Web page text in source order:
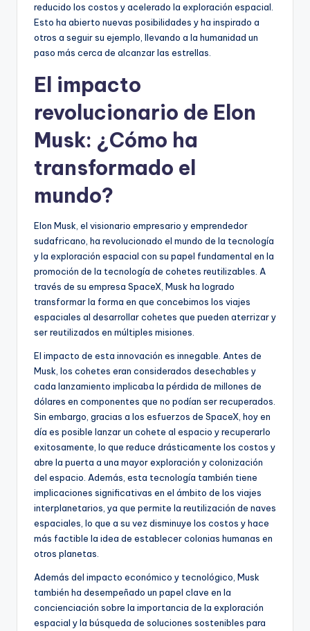
reducido los costos y acelerado la exploración espacial.
Esto ha abierto nuevas posibilidades y ha inspirado a
otros a seguir su ejemplo, llevando a la humanidad un
paso más cerca de alcanzar las estrellas.
El impacto
revolucionario de Elon
Musk: ¿Cómo ha
transformado el
mundo?
Elon Musk, el visionario empresario y emprendedor
sudafricano, ha revolucionado el mundo de la tecnología
y la exploración espacial con su papel fundamental en la
promoción de la tecnología de cohetes reutilizables. A
través de su empresa SpaceX, Musk ha logrado
transformar la forma en que concebimos los viajes
espaciales al desarrollar cohetes que pueden aterrizar y
ser reutilizados en múltiples misiones.
El impacto de esta innovación es innegable. Antes de
Musk, los cohetes eran considerados desechables y
cada lanzamiento implicaba la pérdida de millones de
dólares en componentes que no podían ser recuperados.
Sin embargo, gracias a los esfuerzos de SpaceX, hoy en
día es posible lanzar un cohete al espacio y recuperarlo
exitosamente, lo que reduce drásticamente los costos y
abre la puerta a una mayor exploración y colonización
del espacio. Además, esta tecnología también tiene
implicaciones significativas en el ámbito de los viajes
interplanetarios, ya que permite la reutilización de naves
espaciales, lo que a su vez disminuye los costos y hace
más factible la idea de establecer colonias humanas en
otros planetas.
Además del impacto económico y tecnológico, Musk
también ha desempeñado un papel clave en la
concienciación sobre la importancia de la exploración
espacial y la búsqueda de soluciones sostenibles para